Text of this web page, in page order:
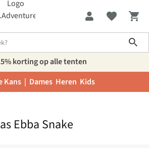
korting op alle tenten
Kans | Dames Heren Kids
Ebba Snake